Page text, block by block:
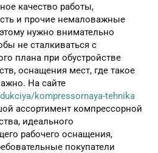
качество работы,
и прочие немаловажные
нужно внимательно
не сталкиваться с
плана при обустройстве
оснащения мест, где такое
На сайте
kompressornaya-tehnika
ассортимент компрессорной
идеального
рабочего оснащения,
покупатели